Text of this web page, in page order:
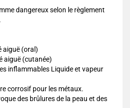
dangereux selon le règlement
aiguë (oral)
aiguë (cutanée)
inflammables Liquide et vapeur
corrosif pour les métaux.
des brûlures de la peau et des